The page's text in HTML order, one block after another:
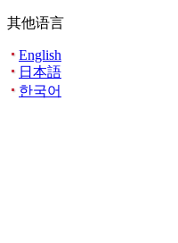
其他语言
English
日本語
한국어